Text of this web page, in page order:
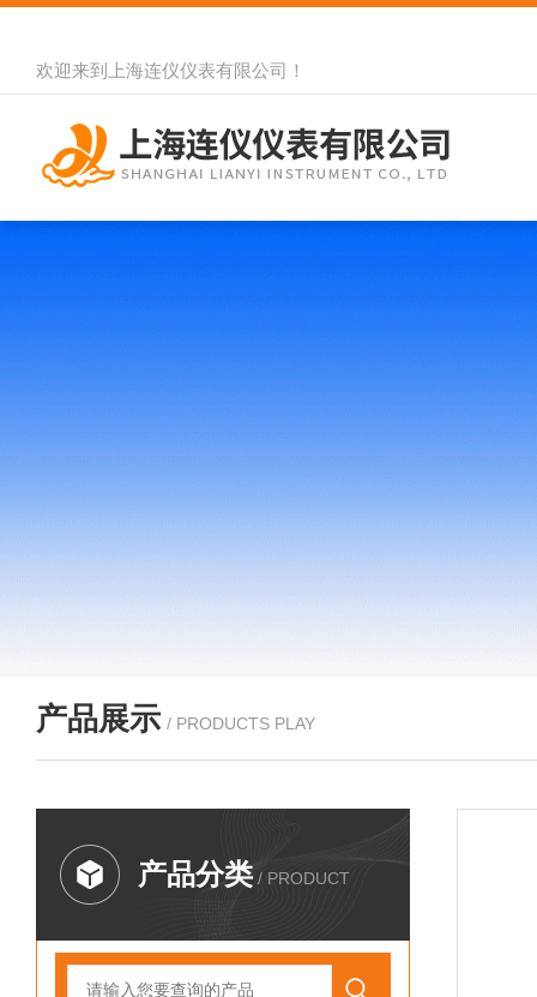
欢迎来到 上海连仪仪表有限公司 ！
产品展示 / PRODUCTS PLAY
产品分类 / PRODUCT